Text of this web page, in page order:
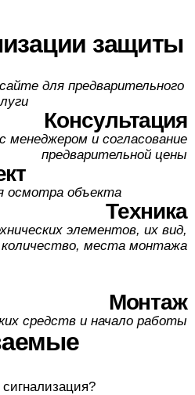
защиты
для предварительного
Консультация
менеджером и согласование
предварительной цены
осмотра объекта
Техника
элементов, их вид,
количество, места монтажа
Монтаж
средств и начало работы